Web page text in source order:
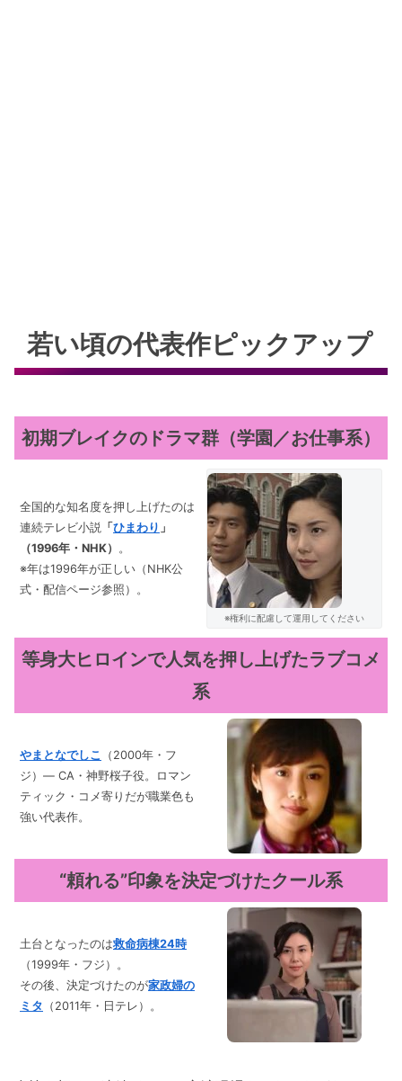
若い頃の代表作ピックアップ
初期ブレイクのドラマ群（学園／お仕事系）
全国的な知名度を押し上げたのは
連続テレビ小説 「 ひまわり 」
（1996年・NHK） 。
※年は1996年が正しい（NHK公
式・配信ページ参照）。
※権利に配慮して運用してください
等身大ヒロインで人気を押し上げたラブコメ
系
やまとなでしこ
（2000年・フ
ジ）— CA・神野桜子役。ロマン
ティック・コメ寄りだが職業色も
強い代表作。
“頼れる”印象を決定づけたクール系
土台となったのは救命病棟24時
（1999年・フジ）。
その後、決定づけたのが家政婦の
ミタ （2011年・日テレ）。